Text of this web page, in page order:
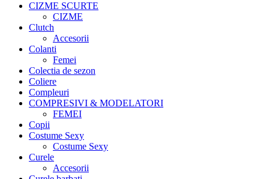
CIZME SCURTE
CIZME
Clutch
Accesorii
Colanti
Femei
Colectia de sezon
Coliere
Compleuri
COMPRESIVI & MODELATORI
FEMEI
Copii
Costume Sexy
Costume Sexy
Curele
Accesorii